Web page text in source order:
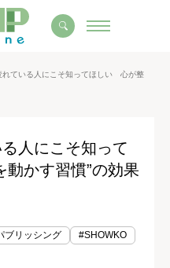
れている人にこそ知ってほしい 心が整
人にこそ知って
かす習慣”の効果
ブリッシング #SHOWKO